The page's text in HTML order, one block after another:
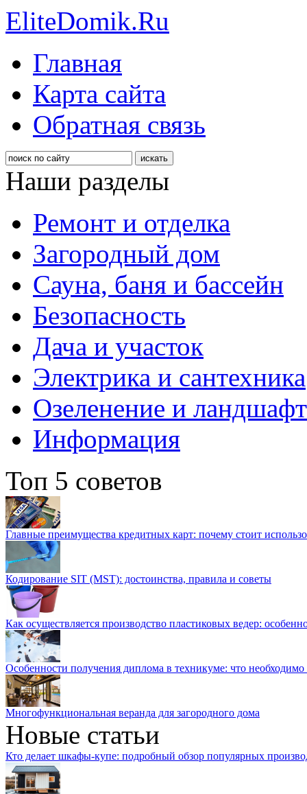
EliteDomik.Ru
Главная
Карта сайта
Обратная связь
Наши разделы
Ремонт и отделка
Загородный дом
Сауна, баня и бассейн
Безопасность
Дача и участок
Электрика и сантехника
Озеленение и
Информация
Топ 5 советов
Главные преимущества кредитных карт: почему стоит
Кодирование SIT (MST): достоинства, правила и советы
Как осуществляется производство пластиковых ведер:
Особенности получения диплома в техникуме: что необходимо
Многофункциональная веранда для загородного дома
Новые статьи
Кто делает шкафы-купе: подробный обзор популярных